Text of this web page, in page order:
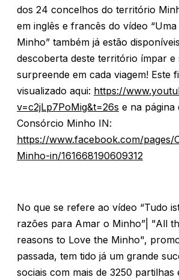
dos 24 concelhos do território
em inglês e francês do vídeo “Uma
Minho” também já estão
descoberta deste território ímpar e
surpreende em cada viagem! Este
visualizado aqui: https://
v=c2jLp7PoMig&t=26s e na página
Consórcio Minho IN:
https://www.facebook.com/pages/
Minho-in/161668190609312
No que se refere ao vídeo “Tudo
razões para Amar o Minho”| "All
reasons to Love the Minho",
passada, tem tido já um grande
sociais com mais de 3250 partilhas